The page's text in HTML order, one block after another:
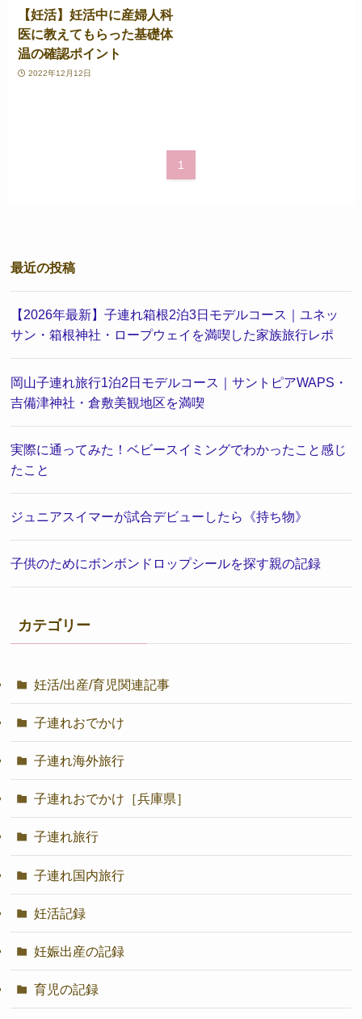
【妊活】妊活中に産婦人科
医に教えてもらった基礎体
温の確認ポイント
2022年12月12日
1
最近の投稿
【2026年最新】子連れ箱根2泊3日モデルコース｜ユネッ
サン・箱根神社・ロープウェイを満喫した家族旅行レポ
岡山子連れ旅行1泊2日モデルコース｜サントピアWAPS・
吉備津神社・倉敷美観地区を満喫
実際に通ってみた！ベビースイミングでわかったこと感じ
たこと
ジュニアスイマーが試合デビューしたら《持ち物》
子供のためにボンボンドロップシールを探す親の記録
カテゴリー
妊活/出産/育児関連記事
子連れおでかけ
子連れ海外旅行
子連れおでかけ［兵庫県］
子連れ旅行
子連れ国内旅行
妊活記録
妊娠出産の記録
育児の記録